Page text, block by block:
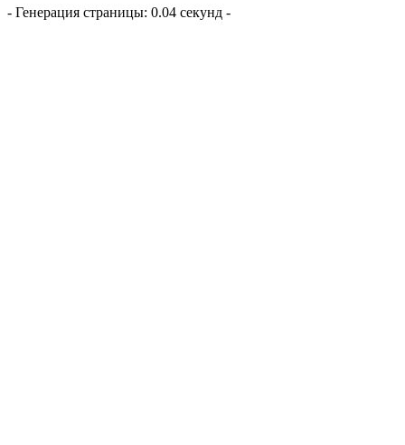
- Генерация страницы: 0.04 секунд -